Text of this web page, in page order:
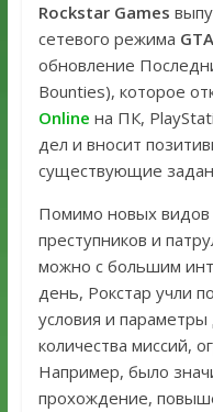
Rockstar Games
сетевого режима
обновление
Bounties), которое
Online на ПК,
дел и вносит
существующие
Помимо новых видов
преступников и
можно с большим
день, Рокстар учли
условия и
количества миссий,
Например, было
прохождение,